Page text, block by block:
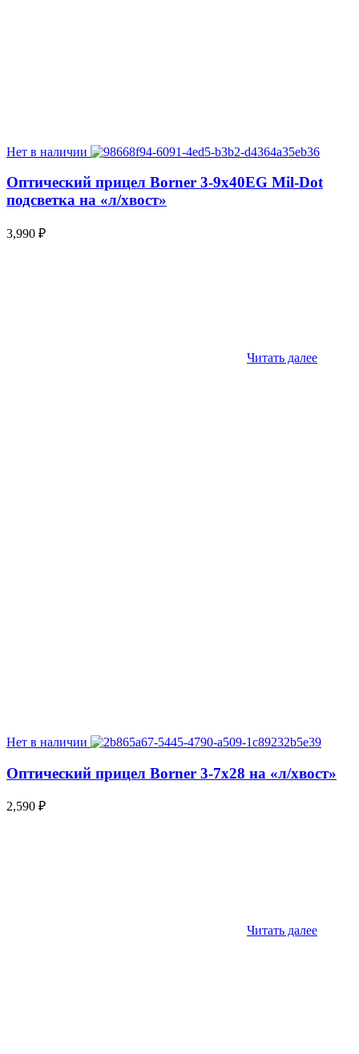
Нет в наличии
Оптический прицел Borner 3-9х40EG Mil-Dot
подсветка на «л/хвост»
3,990 ₽
Читать далее
Нет в наличии
Оптический прицел Borner 3-7х28 на «л/хвост»
2,590 ₽
Читать далее